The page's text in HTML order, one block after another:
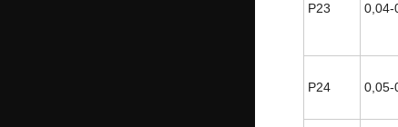
P23 0,04-
P24 0,05-